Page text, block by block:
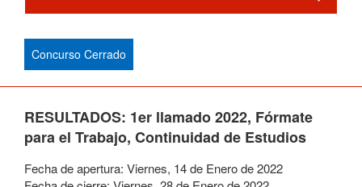
Concurso Cerrado
RESULTADOS: 1er llamado 2022, Fórmate
para el Trabajo, Continuidad de Estudios
Fecha de apertura: Viernes, 14de Enerode2022